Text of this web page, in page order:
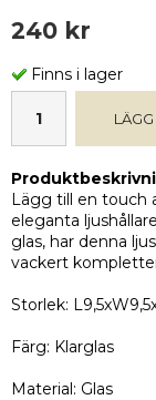
240 kr
Finns i lager
Lägg till en touch
eleganta
glas, har denna
vackert
Storlek:
Färg: Klarglas
Material: Glas